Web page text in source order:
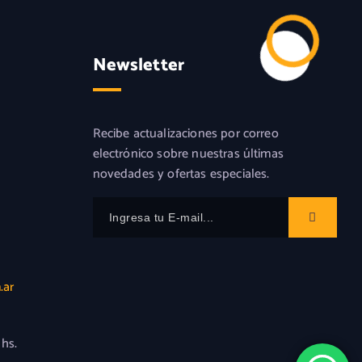
Newsletter
Recibe actualizaciones por correo
electrónico sobre nuestras últimas
novedades y ofertas especiales.